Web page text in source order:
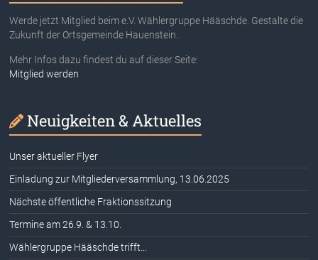
Werde jetzt Mitglied beim e.V. Wählergruppe Hääschde. Gestalte die
Zukunft der Ortsgemeinde Hauenstein.
Mehr Infos dazu findest du auf dieser Seite:
Mitglied werden
Neuigkeiten & Aktuelles
Unser aktueller Flyer
Einladung zur Mitgliederversammlung, 13.06.2025
Nächste öffentliche Fraktionssitzung
Termine am 26.9. & 13.10.
Wählergruppe Hääschde trifft…